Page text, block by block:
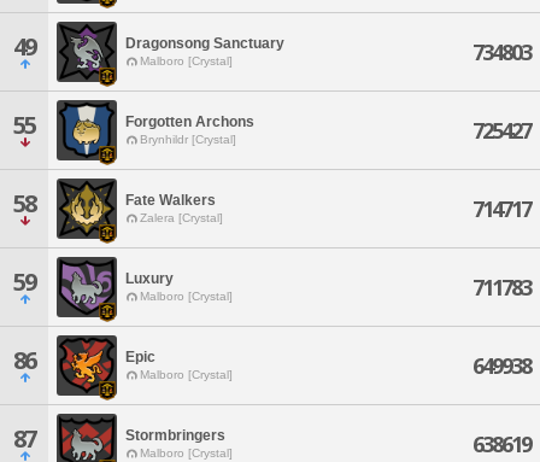
49 Dragonsong Sanctuary
Malboro [Crystal] 734803
55 Forgotten Archons
Brynhildr [Crystal] 725427
58 Fate Walkers
Zalera [Crystal] 714717
59 Luxury
Malboro [Crystal] 711783
86 Epic
Malboro [Crystal] 649938
87 Stormbringers
Malboro [Crystal] 638619